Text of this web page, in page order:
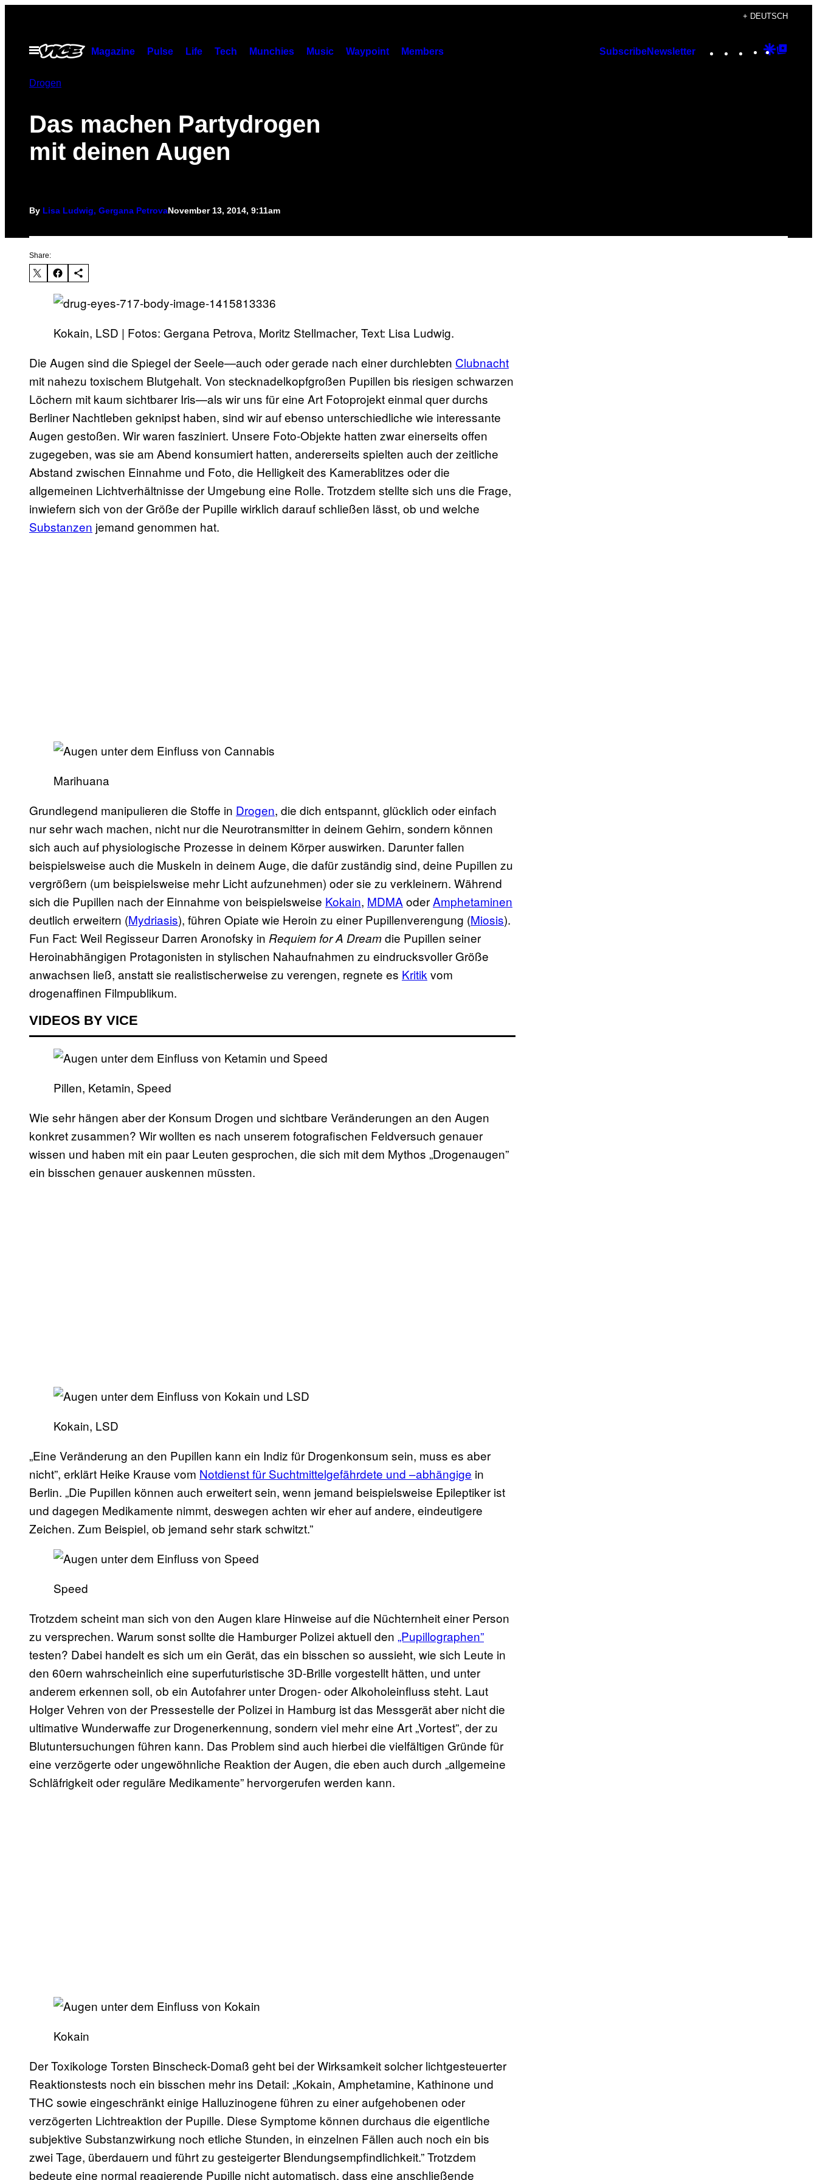
content
+ DEUTSCH
Open
Menu
Magazine Pulse Life Tech Munchies Music Waypoint Members SubscribeNewsletter Instagram
TikTok
YouTube
Google
Drogen
Das machen Partydrogen
mit deinen Augen
By Lisa Ludwig, Gergana PetrovaNovember 13, 2014, 9:11am
Share:
Kokain, LSD | Fotos: Gergana Petrova, Moritz Stellmacher, Text: Lisa Ludwig.
Die Augen sind die Spiegel der Seele—auch oder gerade nach einer durchlebten Clubnacht
mit nahezu toxischem Blutgehalt. Von stecknadelkopfgroßen Pupillen bis riesigen schwarzen
Löchern mit kaum sichtbarer Iris—als wir uns für eine Art Fotoprojekt einmal quer durchs
Berliner Nachtleben geknipst haben, sind wir auf ebenso unterschiedliche wie interessante
Augen gestoßen. Wir waren fasziniert. Unsere Foto-Objekte hatten zwar einerseits offen
zugegeben, was sie am Abend konsumiert hatten, andererseits spielten auch der zeitliche
Abstand zwischen Einnahme und Foto, die Helligkeit des Kamerablitzes oder die
allgemeinen Lichtverhältnisse der Umgebung eine Rolle. Trotzdem stellte sich uns die Frage,
inwiefern sich von der Größe der Pupille wirklich darauf schließen lässt, ob und welche
Substanzen jemand genommen hat.
Marihuana
Grundlegend manipulieren die Stoffe in Drogen, die dich entspannt, glücklich oder einfach
nur sehr wach machen, nicht nur die Neurotransmitter in deinem Gehirn, sondern können
sich auch auf physiologische Prozesse in deinem Körper auswirken. Darunter fallen
beispielsweise auch die Muskeln in deinem Auge, die dafür zuständig sind, deine Pupillen zu
vergrößern (um beispielsweise mehr Licht aufzunehmen) oder sie zu verkleinern. Während
sich die Pupillen nach der Einnahme von beispielsweise Kokain, MDMA oderAmphetaminen
deutlich erweitern (Mydriasis), führen Opiate wie Heroin zu einer Pupillenverengung (Miosis).
Fun Fact: Weil Regisseur Darren Aronofsky in Requiem for A Dreamdie Pupillen seiner
Heroinabhängigen Protagonisten in stylischen Nahaufnahmen zu eindrucksvoller Größe
anwachsen ließ, anstatt sie realistischerweise zu verengen, regnete es Kritik vom
drogenaffinen Filmpublikum.
VIDEOS BY VICE
Pillen, Ketamin, Speed
Wie sehr hängen aber der Konsum Drogen und sichtbare Veränderungen an den Augen
konkret zusammen? Wir wollten es nach unserem fotografischen Feldversuch genauer
wissen und haben mit ein paar Leuten gesprochen, die sich mit dem Mythos „Drogenaugen”
ein bisschen genauer auskennen müssten.
Kokain, LSD
„Eine Veränderung an den Pupillen kann ein Indiz für Drogenkonsum sein, muss es aber
nicht”, erklärt Heike Krause vom Notdienst für Suchtmittelgefährdete und –abhängige in
Berlin. „Die Pupillen können auch erweitert sein, wenn jemand beispielsweise Epileptiker ist
und dagegen Medikamente nimmt, deswegen achten wir eher auf andere, eindeutigere
Zeichen. Zum Beispiel, ob jemand sehr stark schwitzt.”
Speed
Trotzdem scheint man sich von den Augen klare Hinweise auf die Nüchternheit einer Person
zu versprechen. Warum sonst sollte die Hamburger Polizei aktuell den „Pupillographen”
testen? Dabei handelt es sich um ein Gerät, das ein bisschen so aussieht, wie sich Leute in
den 60ern wahrscheinlich eine superfuturistische 3D-Brille vorgestellt hätten, und unter
anderem erkennen soll, ob ein Autofahrer unter Drogen- oder Alkoholeinfluss steht. Laut
Holger Vehren von der Pressestelle der Polizei in Hamburg ist das Messgerät aber nicht die
ultimative Wunderwaffe zur Drogenerkennung, sondern viel mehr eine Art „Vortest”, der zu
Blutuntersuchungen führen kann. Das Problem sind auch hierbei die vielfältigen Gründe für
eine verzögerte oder ungewöhnliche Reaktion der Augen, die eben auch durch „allgemeine
Schläfrigkeit oder reguläre Medikamente” hervorgerufen werden kann.
Kokain
Der Toxikologe Torsten Binscheck-Domaß geht bei der Wirksamkeit solcher lichtgesteuerter
Reaktionstests noch ein bisschen mehr ins Detail: „Kokain, Amphetamine, Kathinone und
THC sowie eingeschränkt einige Halluzinogene führen zu einer aufgehobenen oder
verzögerten Lichtreaktion der Pupille. Diese Symptome können durchaus die eigentliche
subjektive Substanzwirkung noch etliche Stunden, in einzelnen Fällen auch noch ein bis
zwei Tage, überdauern und führt zu gesteigerter Blendungsempfindlichkeit.” Trotzdem
bedeute eine normal reagierende Pupille nicht automatisch, dass eine anschließende